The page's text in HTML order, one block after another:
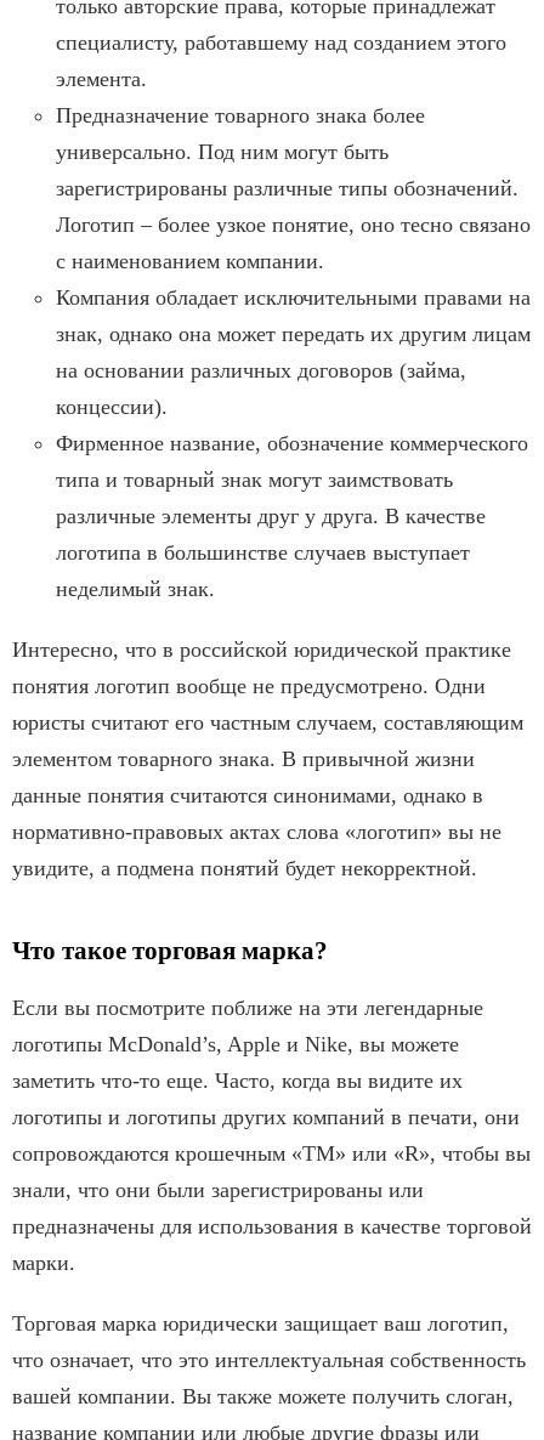
только авторские права, которые принадлежат
специалисту, работавшему над созданием этого
элемента.
Предназначение товарного знака более
универсально. Под ним могут быть
зарегистрированы различные типы обозначений.
Логотип – более узкое понятие, оно тесно связано
с наименованием компании.
Компания обладает исключительными правами на
знак, однако она может передать их другим лицам
на основании различных договоров (займа,
концессии).
Фирменное название, обозначение коммерческого
типа и товарный знак могут заимствовать
различные элементы друг у друга. В качестве
логотипа в большинстве случаев выступает
неделимый знак.
Интересно, что в российской юридической практике
понятия логотип вообще не предусмотрено. Одни
юристы считают его частным случаем, составляющим
элементом товарного знака. В привычной жизни
данные понятия считаются синонимами, однако в
нормативно-правовых актах слова «логотип» вы не
увидите, а подмена понятий будет некорректной.
Что такое торговая марка?
Если вы посмотрите поближе на эти легендарные
логотипы McDonald’s, Apple и Nike, вы можете
заметить что-то еще. Часто, когда вы видите их
логотипы и логотипы других компаний в печати, они
сопровождаются крошечным «ТМ» или «R», чтобы вы
знали, что они были зарегистрированы или
предназначены для использования в качестве торговой
марки.
Торговая марка юридически защищает ваш логотип,
что означает, что это интеллектуальная собственность
вашей компании. Вы также можете получить слоган,
название компании или любые другие фразы или